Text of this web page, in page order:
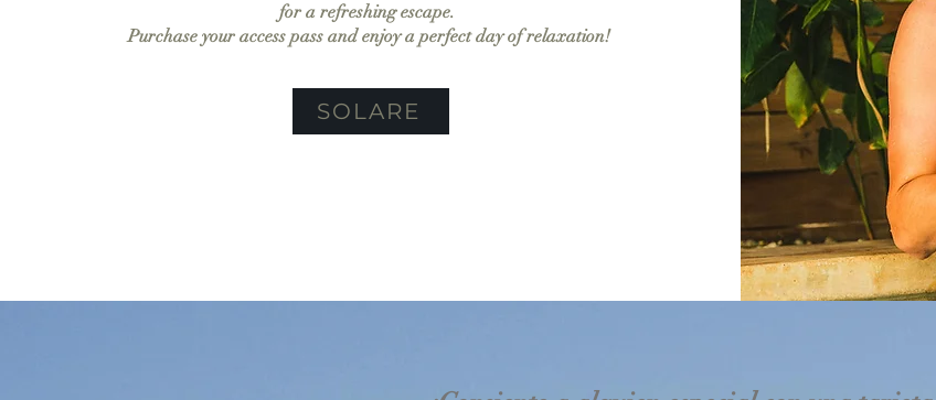
for a refreshing escape. ​
Purchase your access pass and enjoy a perfect day of relaxation!
SOLARE